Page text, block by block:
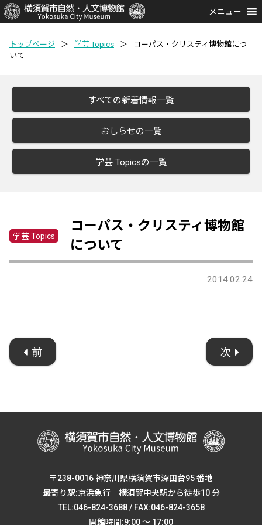
メニュー
トップページ ＞ 学芸 Topics ＞
コーパス・クリスティ博物館につ
いて
すべての新着情報一覧
おしらせの一覧
学芸 Topicsの一覧
学芸 Topics
コーパス・クリスティ博物館
について
2014.02.24
前 次
〒238-0016 神奈川県横須賀市深田台95 番地
最寄り駅:京浜急行 横須賀中央駅から徒歩10 分
TEL:046-824-3688 / FAX:046-824-3658
開館時間:9:00 ～ 17:00